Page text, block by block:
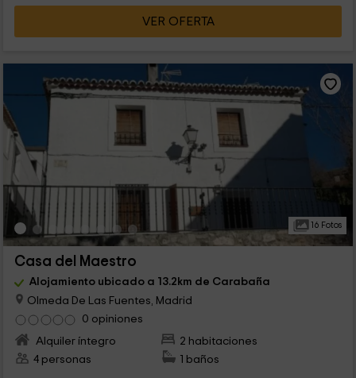
VER OFERTA
16 Fotos
Casa del Maestro
Alojamiento ubicado a 13.2km de Carabaña
Olmeda De Las Fuentes, Madrid
0 opiniones
Alquiler íntegro
2 habitaciones
4 personas
1 baños